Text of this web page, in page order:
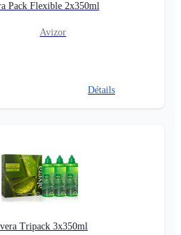
Pack Flexible 2x350ml
Avizor
Détails
Tripack 3x350ml